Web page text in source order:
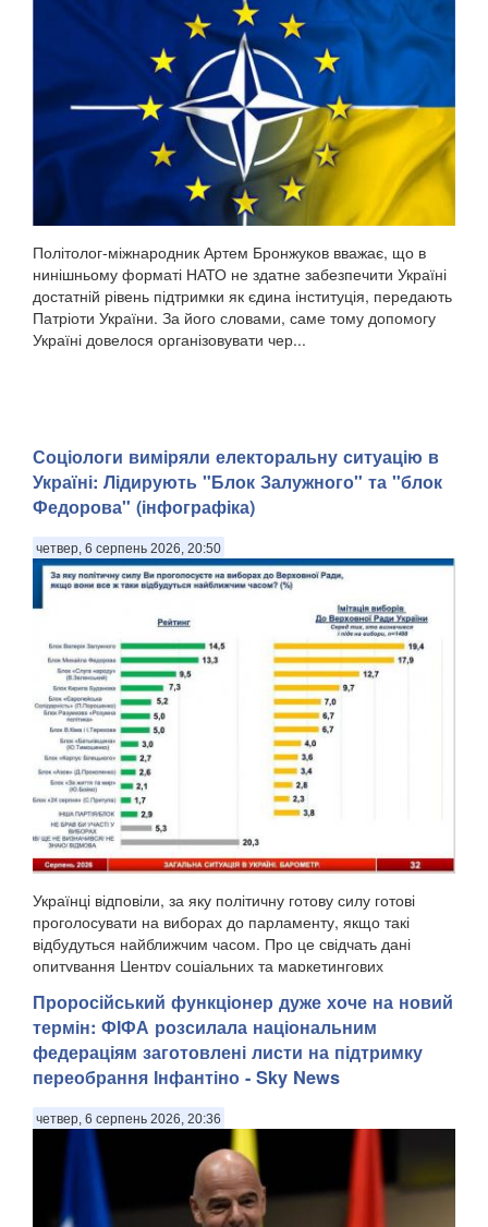
Політолог-міжнародник Артем Бронжуков вважає, що в
нинішньому форматі НАТО не здатне забезпечити Україні
достатній рівень підтримки як єдина інституція, передають
Патріоти України. За його словами, саме тому допомогу
Україні довелося організовувати чер...
Соціологи виміряли електоральну ситуацію в
Україні: ​Лідирують "Блок Залужного" та "блок
Федорова" (інфографіка)
четвер, 6 серпень 2026, 20:50
Українці відповіли, за яку політичну готову силу готові
проголосувати на виборах до парламенту, якщо такі
відбудуться найближчим часом. Про це свідчать дані
опитування Центру соціальних та маркетингових
Проросійський функціонер дуже хоче на новий
термін: ФІФА розсилала національним
федераціям заготовлені листи на підтримку
переобрання Інфантіно - Sky News
четвер, 6 серпень 2026, 20:36